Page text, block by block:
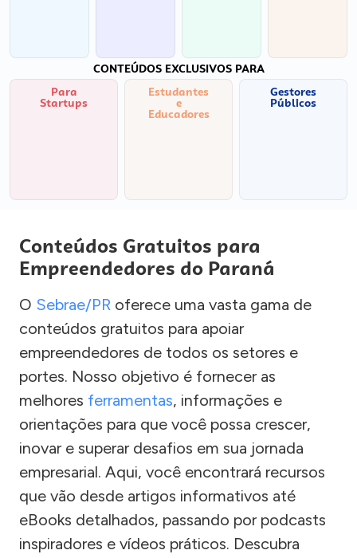
CONTEÚDOS EXCLUSIVOS PARA
Para
Startups
Estudantes
e
Educadores
Gestores
Públicos
Conteúdos Gratuitos para
Empreendedores do Paraná
O Sebrae/PR oferece uma vasta gama de
conteúdos gratuitos para apoiar
empreendedores de todos os setores e
portes. Nosso objetivo é fornecer as
melhores ferramentas, informações e
orientações para que você possa crescer,
inovar e superar desafios em sua jornada
empresarial. Aqui, você encontrará recursos
que vão desde artigos informativos até
eBooks detalhados, passando por podcasts
inspiradores e vídeos práticos. Descubra